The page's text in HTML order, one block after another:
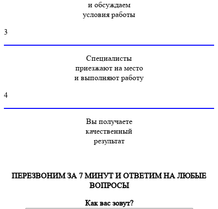
и обсуждаем
условия работы
3
Специалисты
приезжают на место
и выполняют работу
4
Вы получаете
качественный
результат
ПЕРЕЗВОНИМ ЗА 7 МИНУТ И ОТВЕТИМ НА ЛЮБЫЕ
ВОПРОСЫ
Как вас зовут?